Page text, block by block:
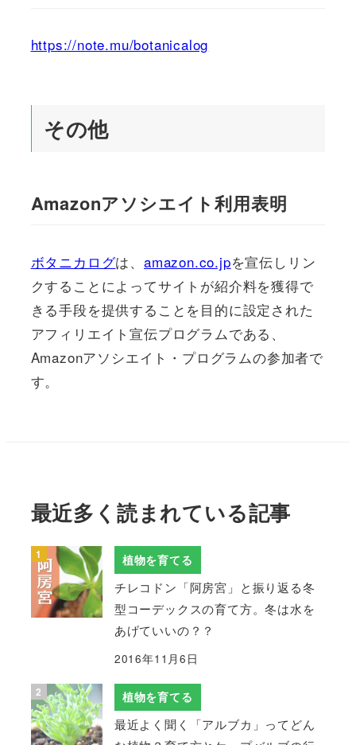
https://note.mu/botanicalog
その他
Amazonアソシエイト利用表明
ボタニカログは、amazon.co.jpを宣伝しリン
クすることによってサイトが紹介料を獲得で
きる手段を提供することを目的に設定された
アフィリエイト宣伝プログラムである、
Amazonアソシエイト・プログラムの参加者で
す。
最近多く読まれている記事
植物を育てる
チレコドン「阿房宮」と振り返る冬
型コーデックスの育て方。冬は水を
あげていいの？？
2016年11月6日
植物を育てる
最近よく聞く「アルブカ」ってどん